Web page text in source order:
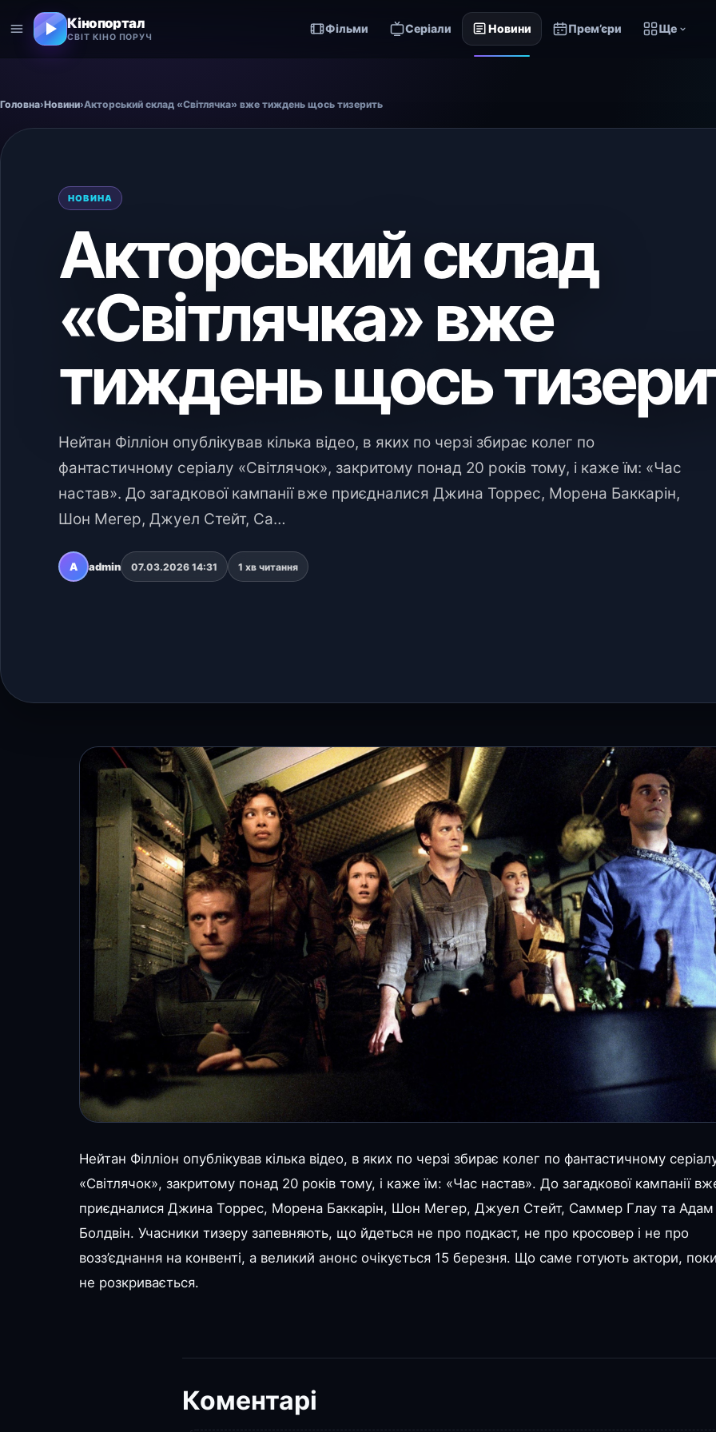
Кінопортал
СВІТ КІНО ПОРУЧ
Фільми Серіали Новини Прем’єри Ще
Головна›Новини›Акторський склад «Світлячка» вже тиждень щось тизерить
НОВИНА
Акторський склад
«Світлячка» вже
тиждень щось
Нейтан Філліон опублікував кілька відео, в яких по черзі збирає колег по
фантастичному серіалу «Світлячок», закритому понад 20 років тому, і каже їм: «Час
настав». До загадкової кампанії вже приєдналися Джина Торрес, Морена Баккарін,
Шон Мегер, Джуел Стейт, Са…
A admin 07.03.2026 14:31 1 хв читання
Нейтан Філліон опублікував кілька відео, в яких по черзі збирає колег по фантастичному
«Світлячок», закритому понад 20 років тому, і каже їм: «Час настав». До загадкової кампанії
приєдналися Джина Торрес, Морена Баккарін, Шон Мегер, Джуел Стейт, Саммер Глау та Адам
Болдвін. Учасники тизеру запевняють, що йдеться не про подкаст, не про кросовер і не про
возз’єднання на конвенті, а великий анонс очікується 15 березня. Що саме готують актори,
не розкривається.
Коментарі